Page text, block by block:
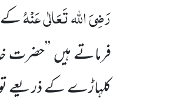
رَضِیَ اللہ تَعَالٰی عَنْہُ
فرماتےہیں ’’حضرت
کلہاڑے کے ذریعے